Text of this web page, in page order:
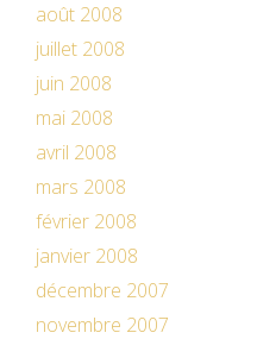
août 2008
juillet 2008
juin 2008
mai 2008
avril 2008
mars 2008
février 2008
janvier 2008
décembre 2007
novembre 2007